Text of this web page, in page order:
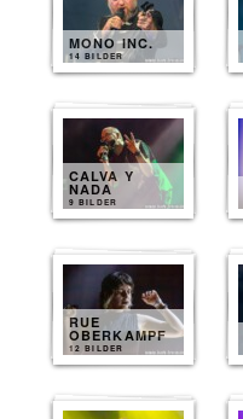
MONO INC.
14 BILDER
CALVA Y
NADA
9 BILDER
RUE
OBERKAMPF
12 BILDER